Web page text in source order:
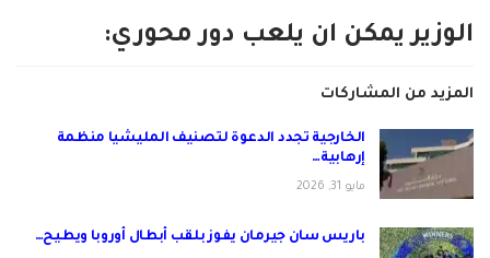
الوزير يمكن ان يلعب دور محوري:
المزيد من المشاركات
الخارجية تجدد الدعوة لتصنيف المليشيا منظمة
إرهابية…
مايو 31, 2026
باريس سان جيرمان يفوز بلقب أبطال أوروبا ويطيح…